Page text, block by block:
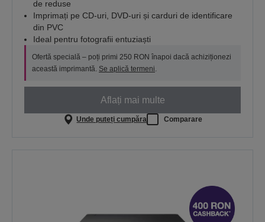
de reduse
Imprimați pe CD-uri, DVD-uri și carduri de identificare
din PVC
Ideal pentru fotografii entuziaști
Ofertă specială – poți primi 250 RON înapoi dacă achiziționezi
această imprimantă. Se aplică termeni.
Aflați mai multe
Unde puteți cumpăra Comparare